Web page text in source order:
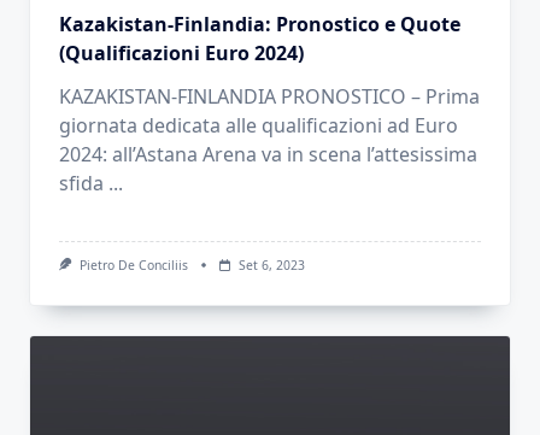
Kazakistan-Finlandia: Pronostico e Quote
(Qualificazioni Euro 2024)
KAZAKISTAN-FINLANDIA PRONOSTICO – Prima
giornata dedicata alle qualificazioni ad Euro
2024: all’Astana Arena va in scena l’attesissima
sfida ...
Pietro De Conciliis Set 6, 2023